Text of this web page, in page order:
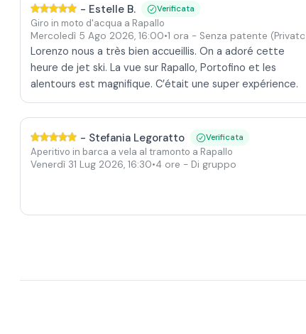
- Estelle B. Verificata
Giro in moto d'acqua a Rapallo
Mercoledì 5 Ago 2026, 16:00•1 ora - Senza patente (Privato)
Lorenzo nous a très bien accueillis. On a adoré cette
heure de jet ski. La vue sur Rapallo, Portofino et les
alentours est magnifique. C’était une super expérience.
- Stefania Legoratto Verificata
Aperitivo in barca a vela al tramonto a Rapallo
Venerdì 31 Lug 2026, 16:30•4 ore - Di gruppo